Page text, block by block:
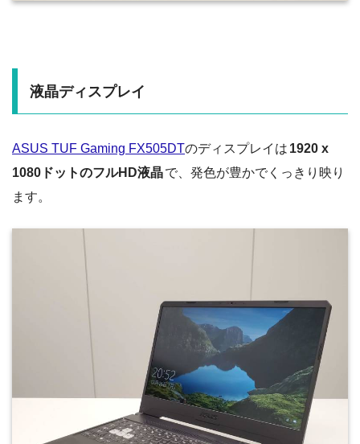
液晶ディスプレイ
ASUS TUF Gaming FX505DTのディスプレイは 1920 x
1080ドットのフルHD液晶で、発色が豊かでくっきり映り
ます。